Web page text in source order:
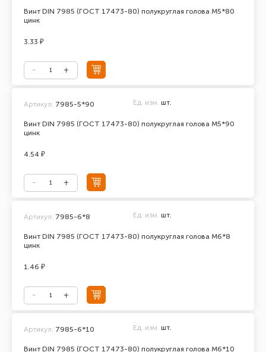
Винт DIN 7985 (ГОСТ 17473-80) полукруглая голова М5*80
цинк
3.33 ₽
Винт DIN 7985 (ГОСТ 17473-80) полукруглая голова М5*90
цинк
Артикул: 7985-5*90 Ед. изм. шт.
4.54 ₽
Винт DIN 7985 (ГОСТ 17473-80) полукруглая голова М6*8
цинк
Артикул: 7985-6*8 Ед. изм. шт.
1.46 ₽
Винт DIN 7985 (ГОСТ 17473-80) полукруглая голова М6*10
Артикул: 7985-6*10 Ед. изм. шт.